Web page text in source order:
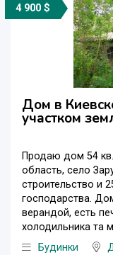
4 900 $
Дом в
участком
Продаю дом 54
область, село
строительство и
господарства.
верандой, есть
холодильника та
Будинки